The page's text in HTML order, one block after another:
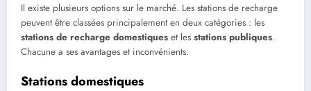
Il existe plusieurs options sur le marché. Les stations de recharge
peuvent être classées principalement en deux catégories : les
stations de recharge domestiques et les stations publiques.
Chacune a ses avantages et inconvénients.
Stations domestiques